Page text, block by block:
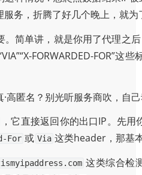
务，折腾了好几个晚上，就
。简单讲，就是你用了代理之
FORWARDED-FOR”
高匿名？别光听服务商吹，自
，它直接返回你的出口IP。先
For 或 Via 这类header，那基
这类综合检